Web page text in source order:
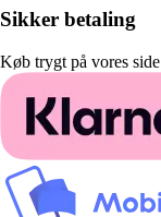
Sikker betaling
Køb trygt på vores side